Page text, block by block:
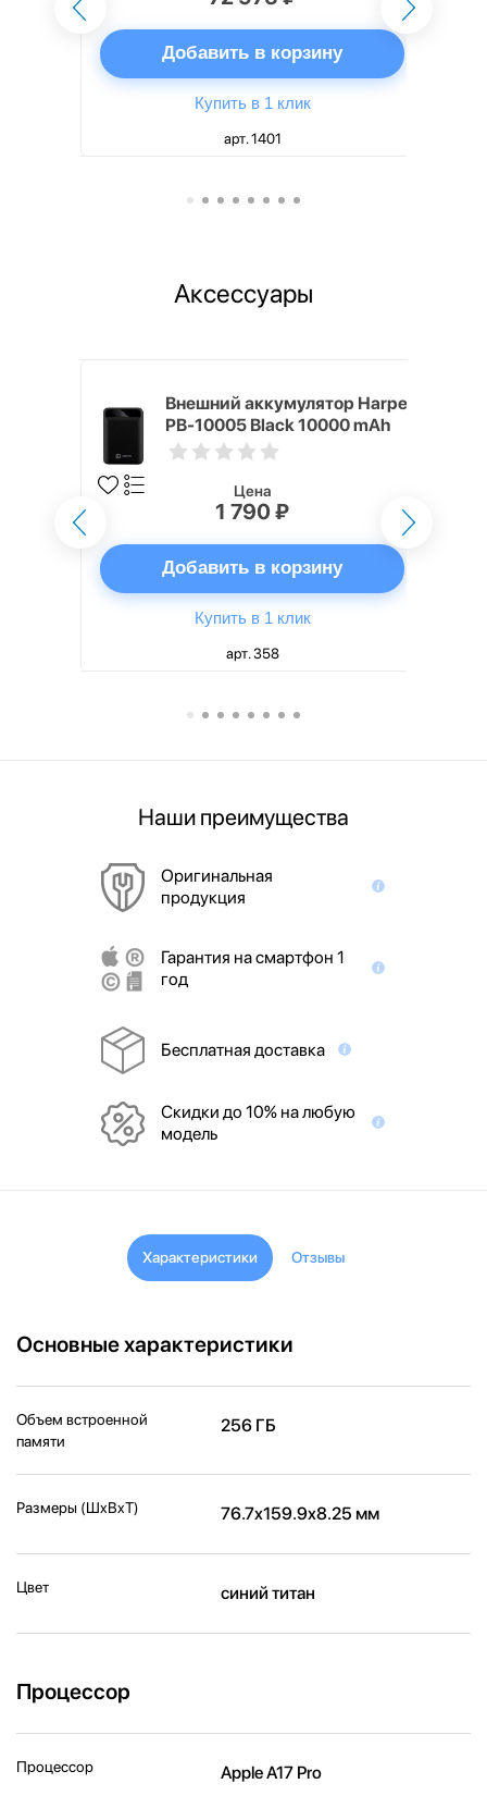
Добавить в корзину
Купить в 1 клик
арт. 1401
Аксессуары
Внешний аккумулятор Harper
PB-10005 Black 10000 mAh
Цена
1 790 ₽
Добавить в корзину
Купить в 1 клик
арт. 358
Наши преимущества
Оригинальная
продукция
Гарантия на смартфон 1
год
Бесплатная доставка
Скидки до 10% на любую
модель
Характеристики Отзывы
Основные характеристики
Объем встроенной
памяти
256 ГБ
Размеры (ШxВxТ) 76.7x159.9x8.25 мм
Цвет синий титан
Процессор
Процессор Apple A17 Pro